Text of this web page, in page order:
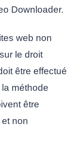
Downloader.
web non
le droit
être effectué
méthode
être
non